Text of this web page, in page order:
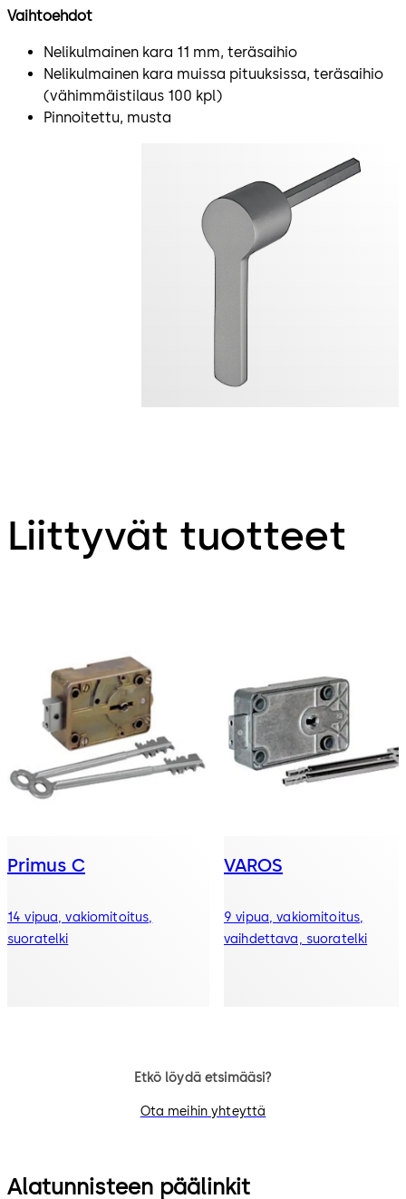
Vaihtoehdot
Nelikulmainen kara 11 mm, teräsaihio
Nelikulmainen kara muissa pituuksissa, teräsaihio
(vähimmäistilaus 100 kpl)
Pinnoitettu, musta
Liittyvät tuotteet
Primus C
14 vipua, vakiomitoitus,
suoratelki
VAROS
9 vipua, vakiomitoitus,
vaihdettava, suoratelki
Etkö löydä etsimääsi?
Ota meihin yhteyttä
Alatunnisteen päälinkit